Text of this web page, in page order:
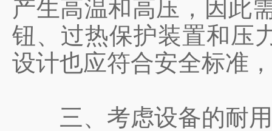
产生高温和高压，因此
钮、过热保护装置和压
设计也应符合安全标准
三、考虑设备的耐用